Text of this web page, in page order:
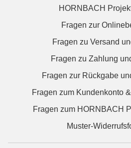
HORNBACH
Fragen zur
Fragen zu Versand
Fragen zu Zahlung
Fragen zur Rückgabe
Fragen zum Kundenkonto
Fragen zum HORNBACH
Muster-